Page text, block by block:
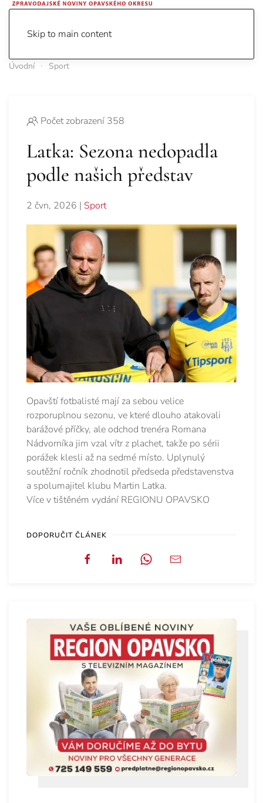
Skip to main content
Úvodní Sport
Počet zobrazení 358
Latka: Sezona nedopadla
podle našich představ
2 čvn, 2026 | Sport
Opavští fotbalisté mají za sebou velice
rozporuplnou sezonu, ve které dlouho atakovali
barážové příčky, ale odchod trenéra Romana
Nádvorníka jim vzal vítr z plachet, takže po sérii
porážek klesli až na sedmé místo. Uplynulý
soutěžní ročník zhodnotil předseda představenstva
a spolumajitel klubu Martin Latka.
Více v tištěném vydání REGIONU OPAVSKO
DOPORUČIT ČLÁNEK